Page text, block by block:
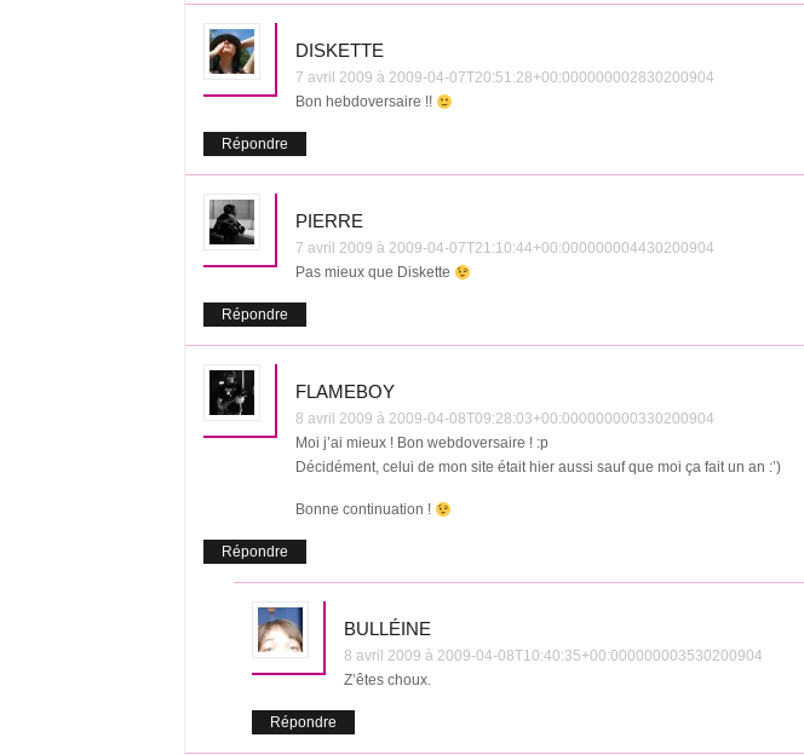
DISKETTE
7 avril 2009 à 2009-04-07T20:51:28+00:000000002830200904
Bon hebdoversaire !!
Répondre
PIERRE
7 avril 2009 à 2009-04-07T21:10:44+00:000000004430200904
Pas mieux que Diskette
Répondre
FLAMEBOY
8 avril 2009 à 2009-04-08T09:28:03+00:000000000330200904
Moi j’ai mieux ! Bon webdoversaire ! :p
Décidément, celui de mon site était hier aussi sauf que moi ça fait un an :’)
Bonne continuation !
Répondre
BULLÉINE
8 avril 2009 à 2009-04-08T10:40:35+00:000000003530200904
Z’êtes choux.
Répondre